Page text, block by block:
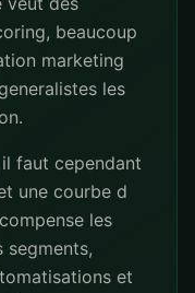
beaucoup
marketing
les
faut cependant
une courbe d
les
segments,
et